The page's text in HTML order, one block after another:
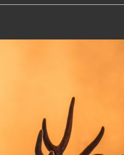
자유게시판